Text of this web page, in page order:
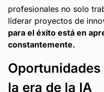
profesionales no solo
liderar proyectos de
para el éxito está en
constantemente.
la era de la IA